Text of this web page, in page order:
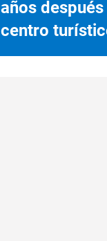
años
centro